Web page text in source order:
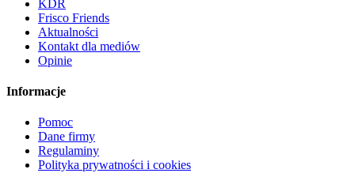
KDR
Frisco Friends
Aktualności
Kontakt dla mediów
Opinie
Informacje
Pomoc
Dane firmy
Regulaminy
Polityka prywatności i cookies